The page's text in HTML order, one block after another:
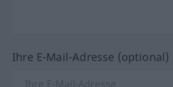
Ihre E-Mail-Adresse (optional)